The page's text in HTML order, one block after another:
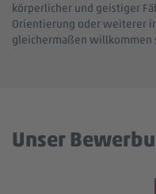
körperlicher und geistiger
Orientierung oder weiterer
gleichermaßen willkommen
Unser